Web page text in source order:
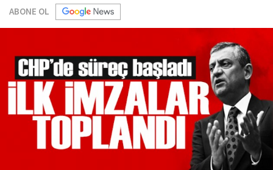
ABONE OL